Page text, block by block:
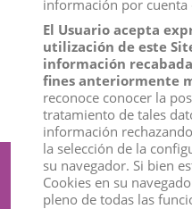
ANIMALES SALVAJES Y DE LA
ANIMALES MARINOS Y POLARES
ANIMALES DEL BOSQUE
PERROS-GATOS-ACCESORIOS
AVES
ANIMALES DE LA GRANJA-
COMPLEMENTOS Y ACCESORIOS
Suscríbete a nuestro
información por cuenta
El Usuario acepta
utilización de este
información
fines anteriormente
reconoce conocer la
tratamiento de tales
información
la selección de la
su navegador. Si bien
Cookies en su
pleno de todas las